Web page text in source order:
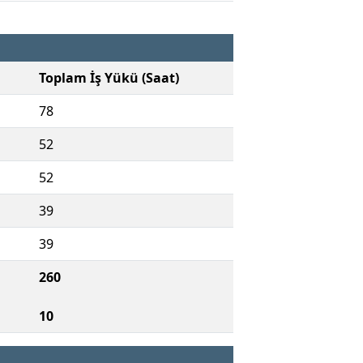
Toplam İş Yükü (Saat)
78
52
52
39
39
260
10